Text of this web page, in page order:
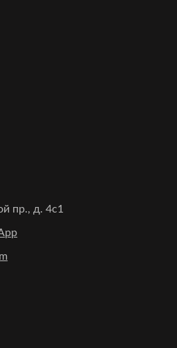
пр., д. 4с1